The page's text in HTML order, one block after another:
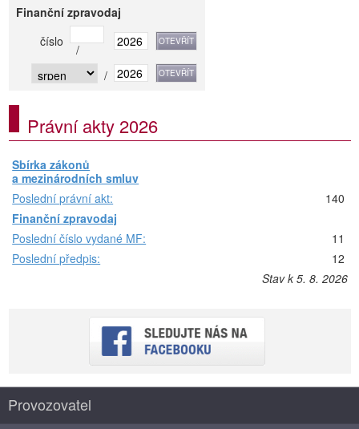
Finanční zpravodaj
číslo
/
/
Právní akty 2026
Sbírka zákonů
a mezinárodních smluv
Poslední právní akt:
140
Finanční zpravodaj
Poslední číslo vydané MF:
11
Poslední předpis:
12
Stav k 5. 8. 2026
Provozovatel